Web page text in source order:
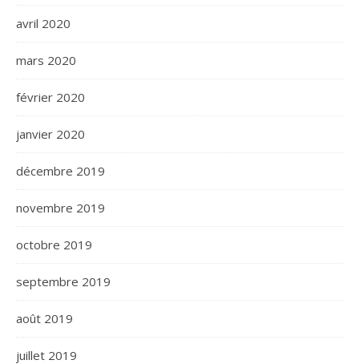
avril 2020
mars 2020
février 2020
janvier 2020
décembre 2019
novembre 2019
octobre 2019
septembre 2019
août 2019
juillet 2019